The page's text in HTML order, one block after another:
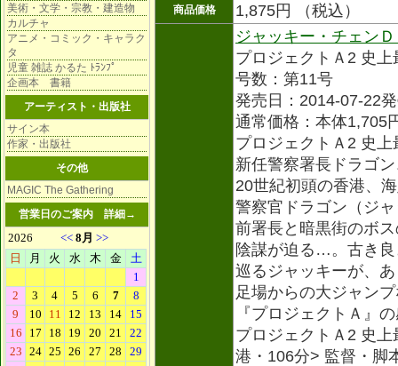
美術・文学・宗教・建造物
カルチャ
アニメ・コミック・キャラク
タ
児童 雑誌 かるた ﾄﾗﾝﾌﾟ
企画本 書籍
アーティスト・出版社
サイン本
作家・出版社
その他
MAGIC The Gathering
営業日のご案内 詳細→
商品価格 1,875円 （税込）
ジャッキー・チェン
プロジェクトＡ2 史上
号数：第11号
発売日：2014-07-22
通常価格：本体1,705
プロジェクトＡ2 史上
新任警察署長ドラゴ
20世紀初頭の香港、
警察官ドラゴン（ジ
前署長と暗黒街のボ
陰謀が迫る…。古き
巡るジャッキーが、
足場からの大ジャン
『プロジェクトＡ』
プロジェクトＡ2 史
港・106分> 監督・脚